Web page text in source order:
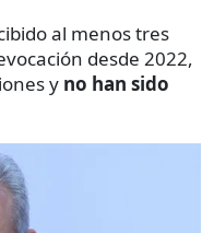
al menos tres
desde 2022,
y no han sido